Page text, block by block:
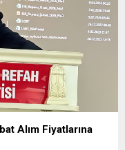
Alım Fiyatlarına